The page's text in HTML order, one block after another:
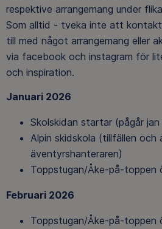
respektive arrangemang under
Som alltid - tveka inte att
till med något arrangemang eller
via facebook och instagram för
och inspiration.
Januari 2026
Skolskidan startar (pågår jan
Alpin skidskola (tillfällen och
äventyrshanteraren)
Toppstugan/Åke-på-toppen
Februari 2026
Toppstugan/Åke-på-toppen